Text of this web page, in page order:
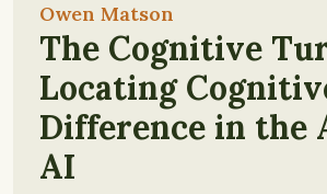
Owen Matson
The Cognitive
Locating
Difference in the
AI